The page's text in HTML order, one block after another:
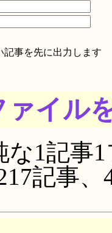
記事を先に出力します
イル
な1記事
記事、